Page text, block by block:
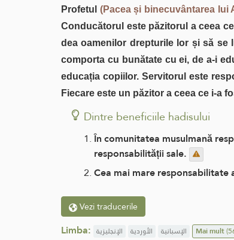
Profetul (Pacea și binecuvântarea lui
Conducătorul este păzitorul a ceea
dea oamenilor drepturile lor și să se
comporta cu bunătate cu ei, de a-i
educația copiilor. Servitorul este
Fiecare este un păzitor a ceea ce i-a
Dintre beneficiile hadisului
În comunitatea musulmană
responsabilității sale.
Cea mai mare
Vezi traducerile
Limba: الإنجليزية الأوردية الإسبانية Mai mult